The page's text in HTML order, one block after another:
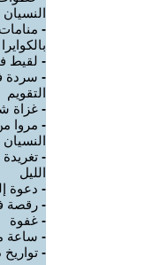
النسيان
-
بالكوايرا
- لقيط
- سردة
التقويم
- غزاة
- مروا
النسيان
-
الليل
- دعوة
- رقصة
- غفوة
- ساعة
- تواريخ